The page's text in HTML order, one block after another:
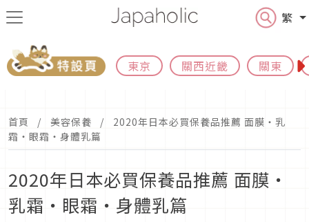
繁
東京 關西近畿 關東
首頁 美容保養
2020年日本必買保養品推薦 面膜・乳
霜・眼霜・身體乳篇
2020年日本必買保養品推薦 面膜・
乳霜・眼霜・身體乳篇